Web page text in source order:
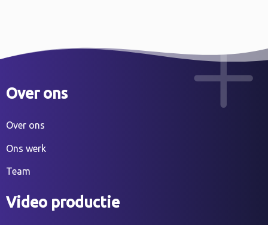
Over ons
Over ons
Ons werk
Team
Video productie